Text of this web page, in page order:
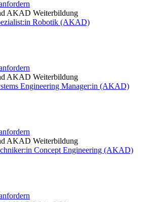
AKAD Weiterbildung
Robotik (AKAD)
AKAD Weiterbildung
Engineering Manager:in (AKAD)
AKAD Weiterbildung
Concept Engineering (AKAD)